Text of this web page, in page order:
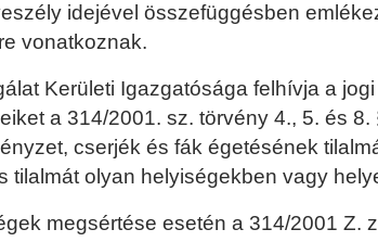
idejével összefüggésben
vonatkoznak.
Kerületi Igazgatósága felhívja a
a 314/2001. sz. törvény 4., 5. és
cserjék és fák égetésének
olyan helyiségekben vagy
megsértése esetén a 314/2001 Z.